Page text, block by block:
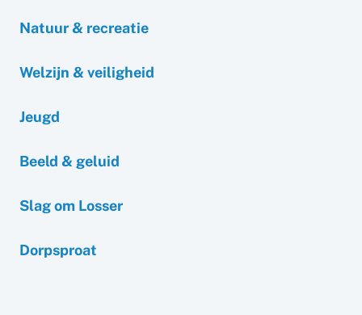
Natuur & recreatie
Welzijn & veiligheid
Jeugd
Beeld & geluid
Slag om Losser
Dorpsproat